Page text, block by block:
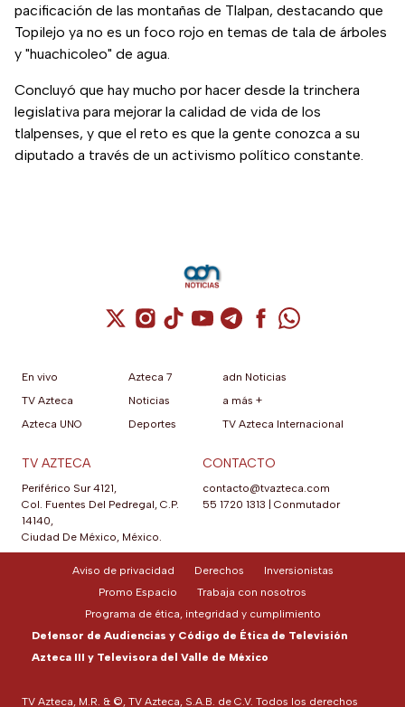
pacificación de las montañas de Tlalpan, destacando que
Topilejo ya no es un foco rojo en temas de tala de árboles
y "huachicoleo" de agua.
Concluyó que hay mucho por hacer desde la trinchera
legislativa para mejorar la calidad de vida de los
tlalpenses, y que el reto es que la gente conozca a su
diputado a través de un activismo político constante.
Cuenta de X / Twitter (se abre en una
Cuenta de Instagram (se abre en una
Cuenta de TikTok (se abre en
Cuenta de YouTube (se abre
Cuenta de Telegram (se
Cuenta de
Cuenta de
En vivo
TV Azteca
Azteca UNO
Azteca 7
Noticias
Deportes
adn Noticias
a más +
TV Azteca Internacional
TV AZTECA
Periférico Sur 4121,
Col. Fuentes Del Pedregal, C.P.
14140,
Ciudad De México, México.
CONTACTO
contacto@tvazteca.com
55 1720 1313 | Conmutador
TV Azteca, M.R. & ©, TV Azteca, S.A.B. de C.V. Todos los derechos
Aviso de privacidad Derechos
Inversionistas
Promo Espacio
Trabaja con nosotros
Programa de ética, integridad y cumplimiento
Defensor de Audiencias y Código de Ética de Televisión
Azteca III y Televisora del Valle de México